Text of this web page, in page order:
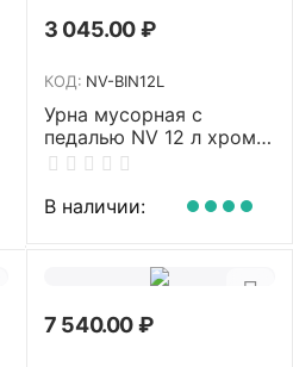
3 045.00₽
КОД: NV-BIN12L
Урна мусорная с
педалью NV 12 л хром
NV-BIN12L
В наличии:
7 540.00₽